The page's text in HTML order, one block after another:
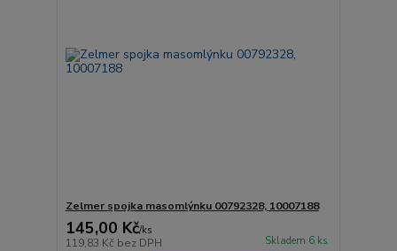
Zelmer spojka masomlýnku 00792328, 10007188
145,00 Kč/ks
119,83 Kč bez DPH Skladem 6 ks